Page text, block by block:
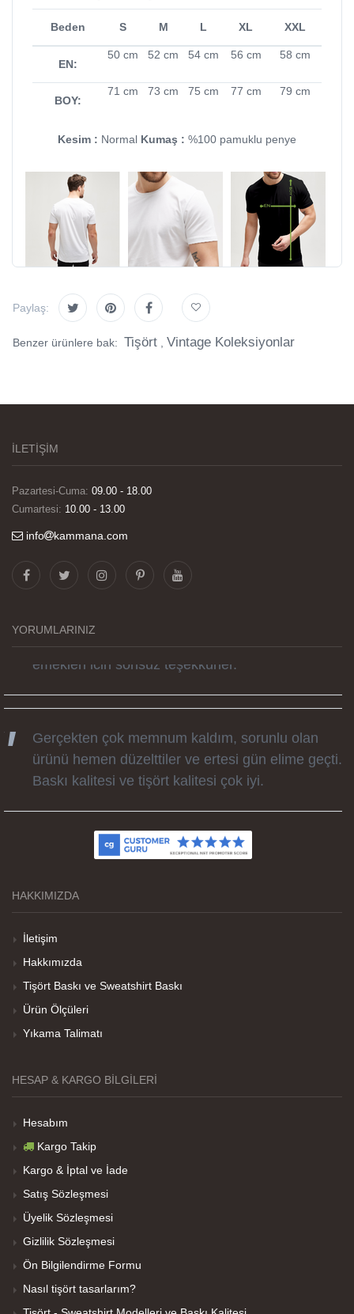
Beden S M L XL XXL
EN:
50 cm 52 cm 54 cm 56 cm 58 cm
BOY:
71 cm 73 cm 75 cm 77 cm 79 cm
Kesim : Normal Kumaş : %100 pamuklu penye
Paylaş:
Benzer ürünlere bak: Tişört , Vintage Koleksiyonlar
İLETİŞİM
Pazartesi-Cuma: 09.00 - 18.00
Cumartesi: 10.00 - 13.00
info kammana.com
YORUMLARINIZ
Görselleri ve baskı kalitesi harika. Övünç Bey'in
zamanda elime ulaştı. Keyifli ve özel bir doğum
günü hediyesi oldu. Kammana ailesine tüm
emekleri icin sonsuz teşekkürler.
Gerçekten çok memnum kaldım, sorunlu olan
ürünü hemen düzelttiler ve ertesi gün elime geçti.
Baskı kalitesi ve tişört kalitesi çok iyi.
Kumaş kalitesi ve basım harika.
Teşekkürler
Her sey iyi ama baskı göründüğü gibi değil daha
soluk
Net Promoter Scorepowered byCustomer.guru
HAKKIMIZDA
İletişim
Hakkımızda
Tişört Baskı ve Sweatshirt Baskı
Ürün Ölçüleri
Yıkama Talimatı
HESAP & KARGO BILGILERI
Hesabım
Kargo Takip
Kargo & İptal ve İade
Satış Sözleşmesi
Üyelik Sözleşmesi
Gizlilik Sözleşmesi
Ön Bilgilendirme Formu
Nasıl tişört tasarlarım?